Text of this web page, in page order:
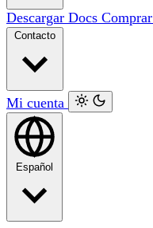
Descargar Docs Comprar
Mi cuenta
Español